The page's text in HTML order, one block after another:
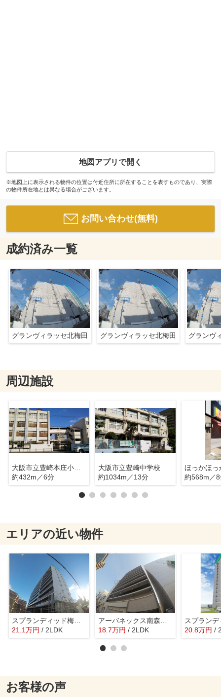
地図アプリで開く
※地図上に表示される物件の位置は付近住所に所在することを表すものであり、実際
の物件所在地とは異なる場合がございます。
お問い合わせ(無料)
成約済み一覧
グランヴィラッセ北梅田 グランヴィラッセ北梅田 グランヴ
周辺施設
大阪市立豊崎本庄小学校
約432m／6分
大阪市立豊崎中学校
約1034m／13分
ほっかほっ
約568m／
エリアの近い物件
スプランディッド梅田グランノース
21.1万円 / 2LDK
18.7万円 / 2LDK 20.8万円 /
お客様の声